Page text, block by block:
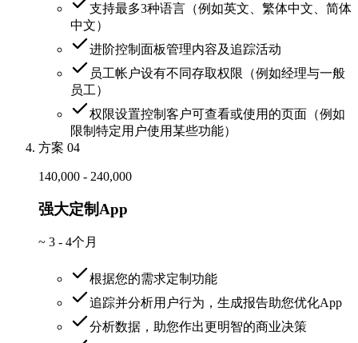
支持最多3种语言（例如英文、繁体中文、简体
中文）
进阶控制面板管理内容及追踪活动
员工帐户设有不同存取权限（例如经理与一般
员工）
权限设置控制客户可查看或使用的页面（例如
限制特定用户使用某些功能）
方案 04
140,000 - 240,000
强大定制App
~ 3 - 4个月
根据您的需求定制功能
追踪并分析用户行为，生成报告助您优化App
分析数据，助您作出更明智的商业决策